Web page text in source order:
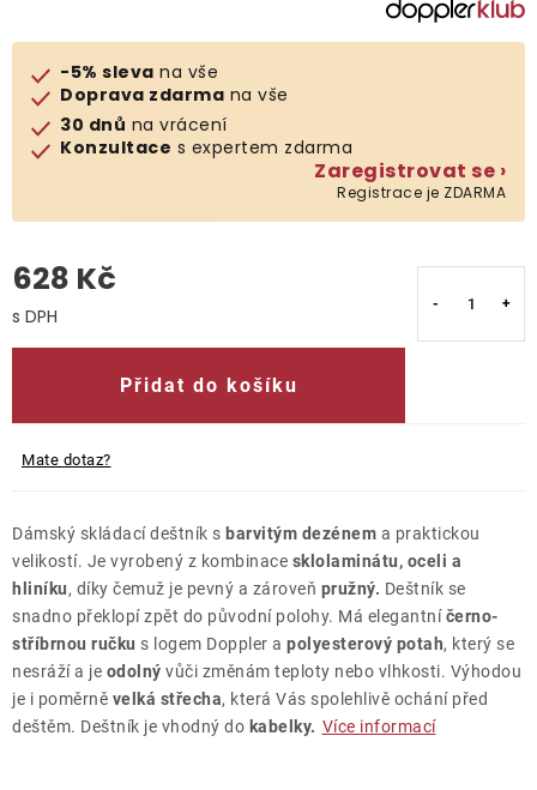
Klub výhod
-5% sleva na vše
Doprava zdarma na vše
30 dnů na vrácení
Konzultace s expertem zdarma
Zaregistrovat se ›
Registrace je ZDARMA
628 Kč
Přidat do košíku
Mate dotaz?
Dámský skládací deštník s barvitým dezénem a praktickou
velikostí. Je vyrobený z kombinace sklolaminátu, oceli a
hliníku, díky čemuž je pevný a zároveň pružný. Deštník se
snadno překlopí zpět do původní polohy. Má elegantníčerno-
stříbrnou ručku s logem Doppler a polyesterový potah, který se
nesráží a je odolný vůči změnám teploty nebo vlhkosti. Výhodou
je i poměrně velká střecha, která Vás spolehlivě ochání před
deštěm. Deštník je vhodný do kabelky. Více informací